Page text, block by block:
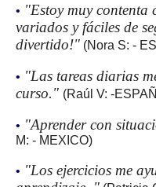
• "Estoy muy contenta
variados y fáciles de
divertido!" (Nora S: -
• "Las tareas diarias
curso." (Raúl V: -
• "Aprender con
M: - MEXICO)
• "Los ejercicios me